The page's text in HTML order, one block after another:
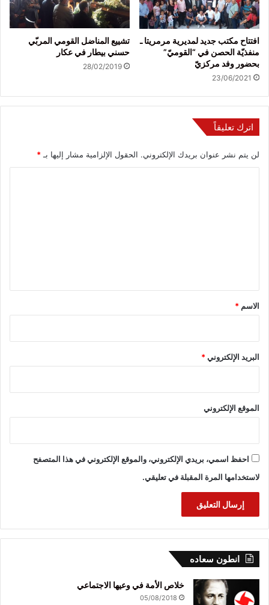
افتتاح مكتب جديد لمديرية مرمريتا ـ
منفذيّة الحصن في “القوميّ”
بحضور وفد مركزيّ
23/06/2021
تشييع المناضل القومي المربّي
حسني بيطار في عكار
28/02/2019
اترك تعليقاً
لن يتم نشر عنوان بريدك الإلكتروني. الحقول الإلزامية مشار إليها بـ*
*
الاسم *
البريد الإلكتروني*
الموقع الإلكتروني
احفظ اسمي، بريدي الإلكتروني، والموقع الإلكتروني في هذا المتصفح
لاستخدامها المرة المقبلة في تعليقي.
انطون سعاده
خلاص الأمة في وعيها الاجتماعي
05/08/2018